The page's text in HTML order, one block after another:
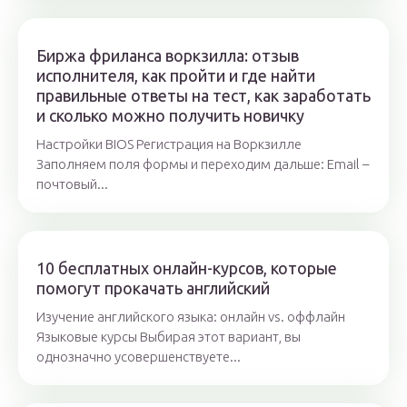
Биржа фриланса воркзилла: отзыв
исполнителя, как пройти и где найти
правильные ответы на тест, как заработать
и сколько можно получить новичку
Настройки BIOS Регистрация на Воркзилле
Заполняем поля формы и переходим дальше: Email –
почтовый...
10 бесплатных онлайн-курсов, которые
помогут прокачать английский
Изучение английского языка: онлайн vs. оффлайн
Языковые курсы Выбирая этот вариант, вы
однозначно усовершенствуете...